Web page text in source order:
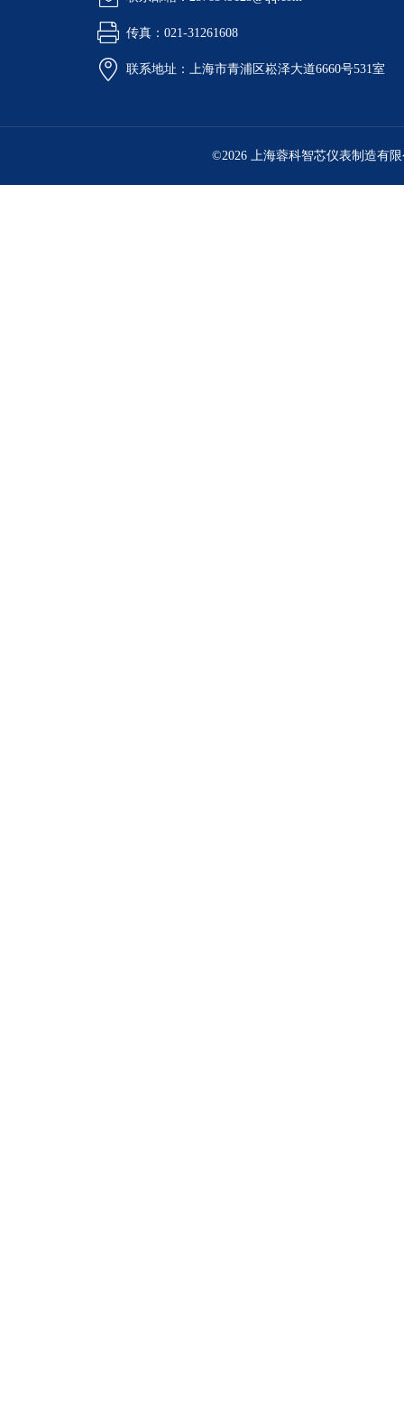
传真：021-31261608
联系地址：上海市青浦区崧泽大道6660号531室
©2026 上海蓉科智芯仪表制造有